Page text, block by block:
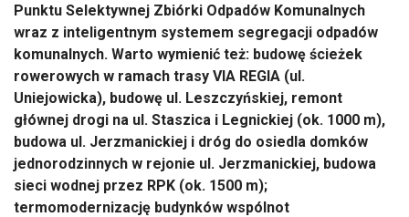
Punktu Selektywnej Zbiórki Odpadów Komunalnych
wraz z inteligentnym systemem segregacji odpadów
komunalnych. Warto wymienić też: budowę ścieżek
rowerowych w ramach trasy VIA REGIA (ul.
Uniejowicka), budowę ul. Leszczyńskiej, remont
głównej drogi na ul. Staszica i Legnickiej (ok. 1000 m),
budowa ul. Jerzmanickiej i dróg do osiedla domków
jednorodzinnych w rejonie ul. Jerzmanickiej, budowa
sieci wodnej przez RPK (ok. 1500 m);
termomodernizację budynków wspólnot